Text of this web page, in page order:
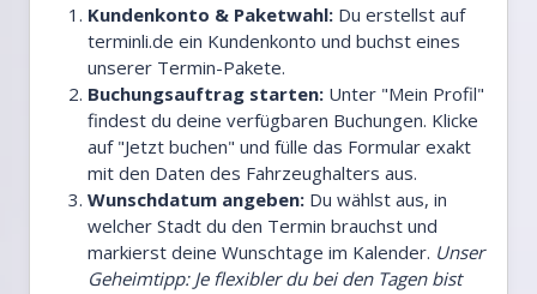
Kundenkonto & Paketwahl: Du erstellst auf
terminli.de ein Kundenkonto und buchst eines
unserer Termin-Pakete.
Buchungsauftrag starten: Unter "Mein Profil"
findest du deine verfügbaren Buchungen. Klicke
auf "Jetzt buchen" und fülle das Formular exakt
mit den Daten des Fahrzeughalters aus.
Wunschdatum angeben: Du wählst aus, in
welcher Stadt du den Termin brauchst und
markierst deine Wunschtage im Kalender. Unser
Geheimtipp: Je flexibler du bei den Tagen bist